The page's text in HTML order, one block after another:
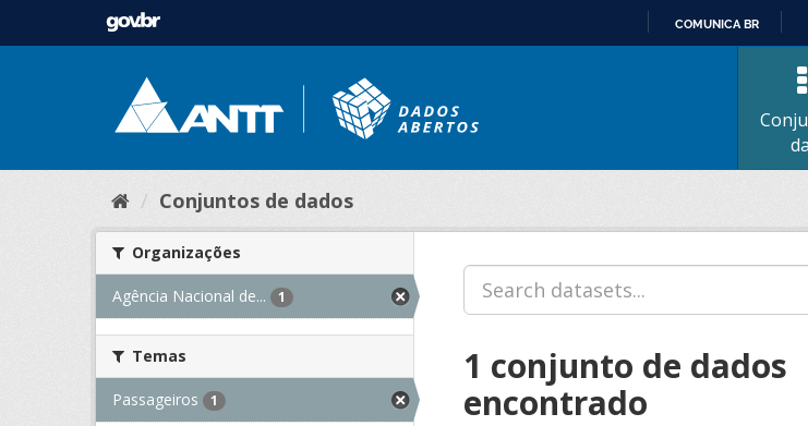
CONTEÚDO
COMUNICA BR
Conjuntos de dados
Organizações
Agência Nacional de... 1
Temas
Passageiros 1
1 conjunto de dados
encontrado